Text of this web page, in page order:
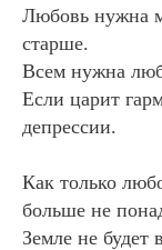
Любовь нужна
старше.
Всем нужна
Если царит
депрессии.
Как только
больше не
Земле не